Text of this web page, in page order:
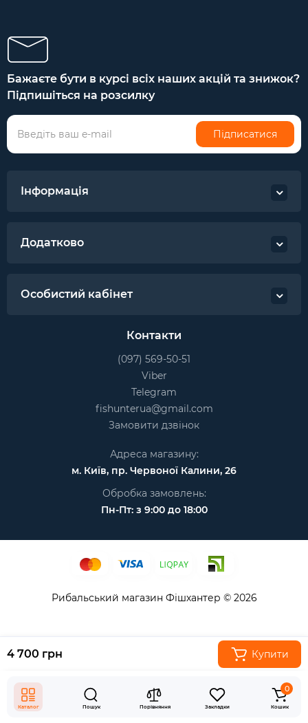
Каталог Пошук Порівняння Закладки
0
Кошик
4 700 грн Купити
Бажаєте бути в курсі всіх наших акцій та знижок?
Підпишіться на розсилку
Підписатися
Інформація
Додатково
Особистий кабінет
Контакти
(097) 569-50-51
Viber
Telegram
fishunterua@gmail.com
Замовити дзвінок
Адреса магазину:
м. Київ, пр. Червоної Калини, 26
Обробка замовлень:
Пн-Пт: з 9:00 до 18:00
Рибальський магазин Фішхантер © 2026